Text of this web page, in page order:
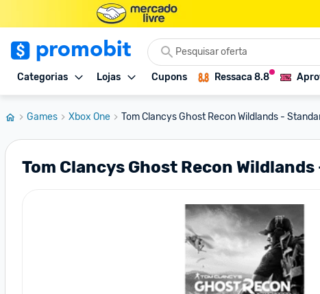
Categorias Lojas Cupons Ressaca 8.8
Games Xbox One Tom Clancys Ghost Recon Wildlands -
Tom Clancys Ghost Recon